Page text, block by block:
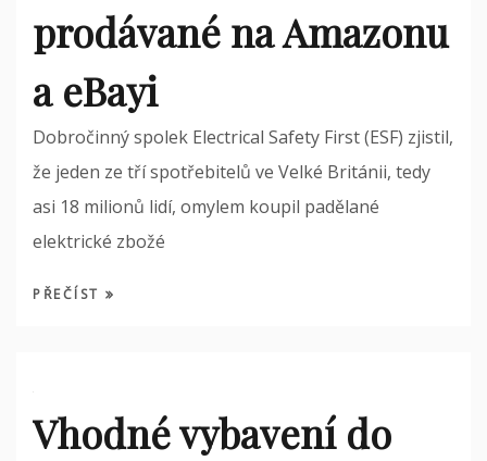
prodávané na Amazonu
a eBayi
Dobročinný spolek Electrical Safety First (ESF) zjistil,
že jeden ze tří spotřebitelů ve Velké Británii, tedy
asi 18 milionů lidí, omylem koupil padělané
elektrické zbožé
PŘEČÍST
Vhodné vybavení do